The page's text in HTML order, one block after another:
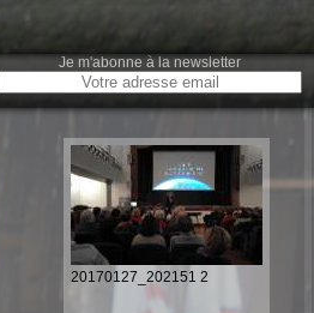
20170127_202151 2
Je m'abonne à la newsletter